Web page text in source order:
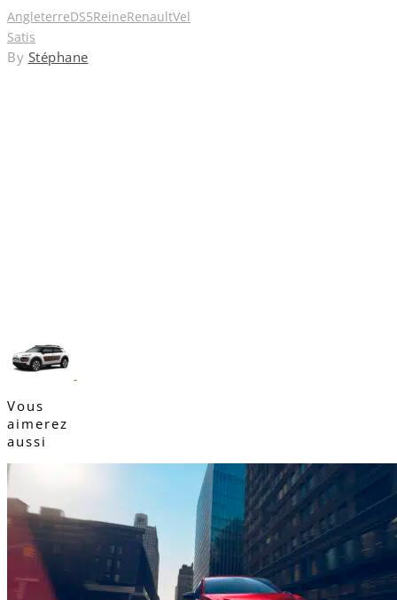
AngleterreDS5ReineRenaultVel
Satis
By Stéphane
Vous
aimerez
aussi